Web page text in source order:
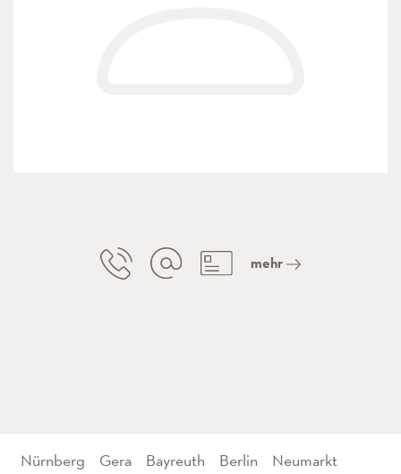
mehr
Nürnberg Gera Bayreuth Berlin Neumarkt